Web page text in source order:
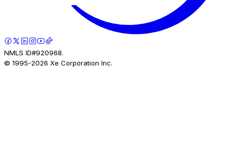
NMLS ID#920968.
© 1995-2026 Xe Corporation Inc.